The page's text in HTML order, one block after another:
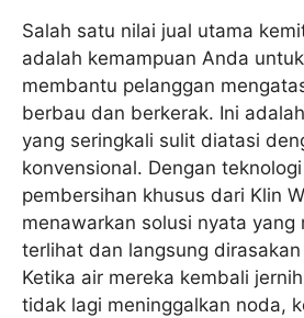
Salah satu nilai jual utama
adalah kemampuan Anda
membantu pelanggan
berbau dan berkerak. Ini
yang seringkali sulit diatasi
konvensional. Dengan
pembersihan khusus dari Klin
menawarkan solusi nyata yang
terlihat dan langsung
Ketika air mereka kembali
tidak lagi meninggalkan noda,